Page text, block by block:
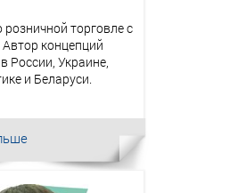
розничной торговле с
Автор концепций
России, Украине,
и Беларуси.